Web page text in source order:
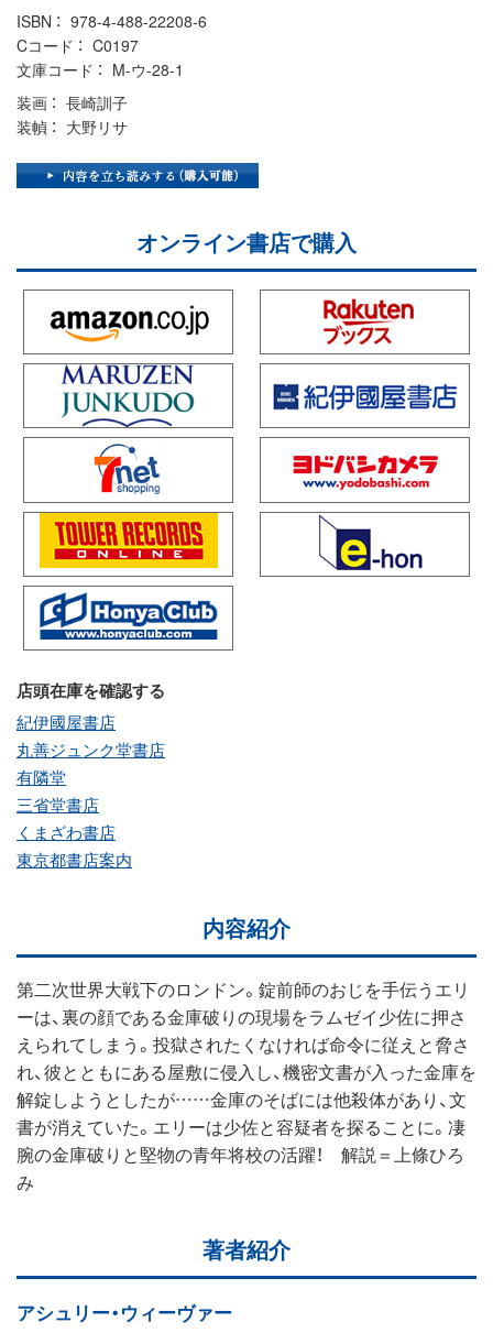
ISBN
978-4-488-22208-6
Cコード
C0197
文庫コード
M-ウ-28-1
装画
長崎訓子
装幀
大野リサ
オンライン書店で購入
店頭在庫を確認する
紀伊國屋書店
丸善ジュンク堂書店
有隣堂
三省堂書店
くまざわ書店
東京都書店案内
内容紹介
第二次世界大戦下のロンドン。錠前師のおじを手伝うエリ
ーは、裏の顔である金庫破りの現場をラムゼイ少佐に押さ
えられてしまう。投獄されたくなければ命令に従えと脅さ
れ、彼とともにある屋敷に侵入し、機密文書が入った金庫を
解錠しようとしたが……金庫のそばには他殺体があり、文
書が消えていた。エリーは少佐と容疑者を探ることに。凄
腕の金庫破りと堅物の青年将校の活躍！ 解説＝上條ひろ
み
著者紹介
アシュリー・ウィーヴァー